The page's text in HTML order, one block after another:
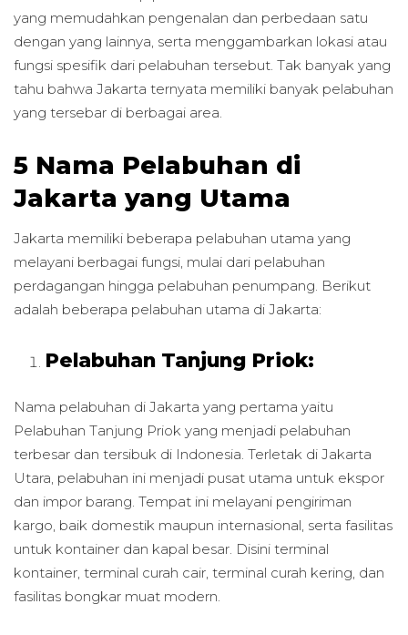
yang memudahkan pengenalan dan perbedaan satu
dengan yang lainnya, serta menggambarkan lokasi atau
fungsi spesifik dari pelabuhan tersebut. Tak banyak yang
tahu bahwa Jakarta ternyata memiliki banyak pelabuhan
yang tersebar di berbagai area.
5 Nama Pelabuhan di
Jakarta yang Utama
Jakarta memiliki beberapa pelabuhan utama yang
melayani berbagai fungsi, mulai dari pelabuhan
perdagangan hingga pelabuhan penumpang. Berikut
adalah beberapa pelabuhan utama di Jakarta:
Pelabuhan Tanjung Priok:
Nama pelabuhan di Jakarta yang pertama yaitu
Pelabuhan Tanjung Priok yang menjadi pelabuhan
terbesar dan tersibuk di Indonesia. Terletak di Jakarta
Utara, pelabuhan ini menjadi pusat utama untuk ekspor
dan impor barang. Tempat ini melayani pengiriman
kargo, baik domestik maupun internasional, serta fasilitas
untuk kontainer dan kapal besar. Disini terminal
kontainer, terminal curah cair, terminal curah kering, dan
fasilitas bongkar muat modern.